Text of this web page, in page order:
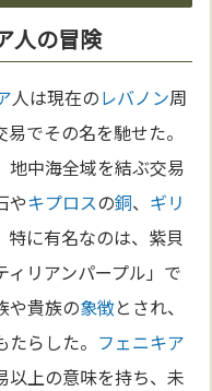
人の冒険
人は現在のレバノン周
でその名を馳せた。
地中海全域を結ぶ交易
やキプロスの銅、 ギリ
特に有名なのは、紫貝
リアンパープル」で
や貴族の象徴とされ、
らした。 フェニキア
以上の意味を持ち、未